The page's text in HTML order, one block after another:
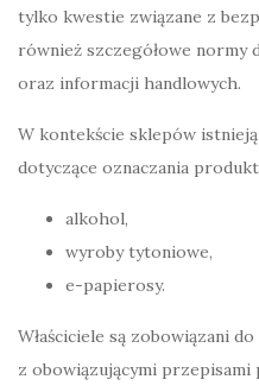
tylko kwestie związane z
również szczegółowe normy
oraz informacji handlowych.
W kontekście sklepów
dotyczące oznaczania
alkohol,
wyroby tytoniowe,
e-papierosy.
Właściciele są zobowiązani
z obowiązującymi